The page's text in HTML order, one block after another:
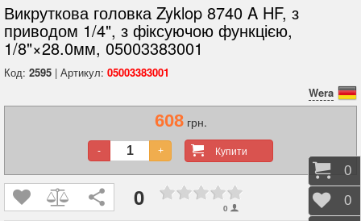
Викруткова головка Zyklop 8740 A HF, з
приводом 1/4", з фіксуючою функцією,
1/8"×28.0мм, 05003383001
Код: 2595 | Артикул: 05003383001
Wera
608грн.
Купити
- +
0 0
0
0